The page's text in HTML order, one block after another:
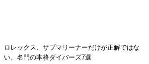
ロレックス、サブマリーナーだけが正解ではな
い。名門の本格ダイバーズ7選